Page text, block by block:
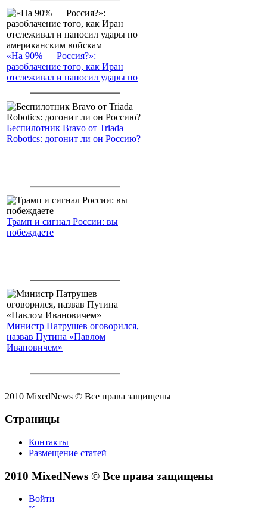
«На 90% — Россия?»:
разоблачение того, как Иран
отслеживал и наносил удары по
американским войскам
Беспилотник Bravo от Triada
Robotics: догонит ли он Россию?
Трамп и сигнал России: вы
побеждаете
Министр Патрушев оговорился,
назвав Путина «Павлом
Ивановичем»
2010 MixedNews © Все права защищены
Страницы
Контакты
Размещение статей
2010 MixedNews © Все права защищены
Войти